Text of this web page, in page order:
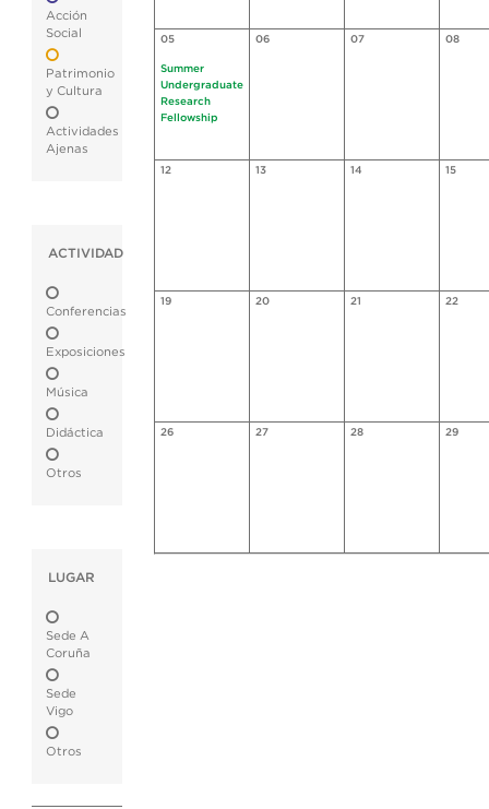
Acción
Social
Patrimonio
y Cultura
Actividades
Ajenas
ACTIVIDAD
Conferencias
Exposiciones
Música
Didáctica
Otros
LUGAR
Sede A
Coruña
Sede
Vigo
Otros
05
Summer
Undergraduate
Research
Fellowship
06 07 08
12 13 14 15
19 20 21 22
26 27 28 29